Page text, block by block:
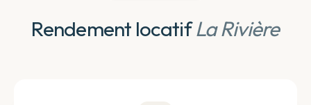
Rendement locatifLa Rivière